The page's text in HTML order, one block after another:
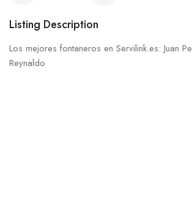
Listing Description
Los mejores fontaneros en Servilink.es: Juan
Reynaldo